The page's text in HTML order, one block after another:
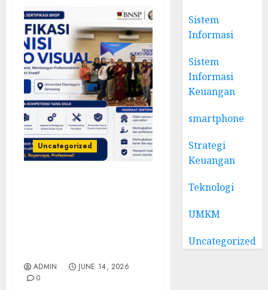
Uncategorized
ADMIN
JUNE 14, 2026
0
Sistem
Informasi
Sistem
Informasi
Keuangan
smartphone
Strategi
Keuangan
Teknologi
UMKM
Uncategorized